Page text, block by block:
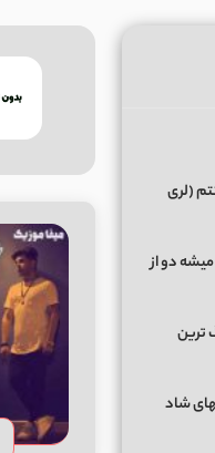
(لری
دو از
ترین
آهنگهای شاد